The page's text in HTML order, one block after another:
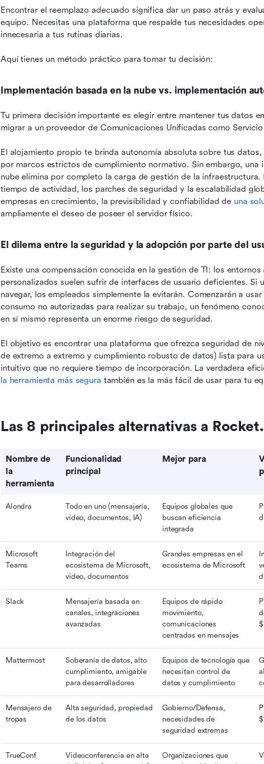
Encontrar el reemplazo adecuado significa dar un paso atrás y
equipo. Necesitas una plataforma que respalde tus necesidades
innecesaria a tus rutinas diarias.
Aquí tienes un método práctico para tomar tu decisión:
Implementación basada en la nube vs. implementación
Tu primera decisión importante es elegir entre mantener tus datos
migrar a un proveedor de Comunicaciones Unificadas como
El alojamiento propio te brinda autonomía absoluta sobre tus
por marcos estrictos de cumplimiento normativo. Sin embargo, una
nube elimina por completo la carga de gestión de la infraestructura.
tiempo de actividad, los parches de seguridad y la escalabilidad
empresas en crecimiento, la previsibilidad y confiabilidad de una
ampliamente el deseo de poseer el servidor físico.
El dilema entre la seguridad y la adopción por parte del
Existe una compensación conocida en la gestión de TI: los entornos
personalizados suelen sufrir de interfaces de usuario deficientes. Si
navegar, los empleados simplemente la evitarán. Comenzarán a
consumo no autorizadas para realizar su trabajo, un fenómeno
en sí mismo representa un enorme riesgo de seguridad.
El objetivo es encontrar una plataforma que ofrezca seguridad de
de extremo a extremo y cumplimiento robusto de datos) lista para
la herramienta más segura también es la más fácil de usar para tu
Las 8 principales alternativas a
Nombre de
la
herramienta
Funcionalidad
principal
Mejor para
Alondra
Todo en uno (mensajería,
video, documentos, IA)
Equipos globales que
buscan eficiencia
integrada
Microsoft
Teams
Integración del
ecosistema de Microsoft,
video, documentos
Grandes empresas en el
ecosistema de Microsoft
Slack
Mensajería basada en
canales, integraciones
avanzadas
Equipos de rápido
movimiento,
comunicaciones
centradas en mensajes
Mattermost
Soberanía de datos, alto
cumplimiento, amigable
para desarrolladores
Equipos de tecnología que
necesitan control de
datos y cumplimiento
Mensajero de
tropas
Alta seguridad, propiedad
de los datos
Gobierno/Defensa,
necesidades de
seguridad extremas
TrueConf
Videoconferencia en alta
Organizaciones que